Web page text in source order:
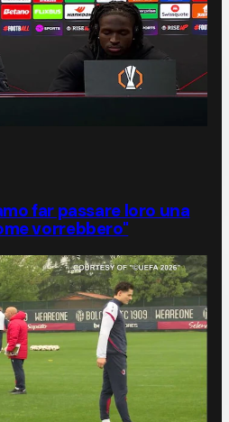
far passare loro una
vorrebbero"